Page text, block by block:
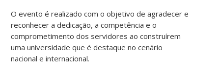
O evento é realizado com o objetivo de agradecer e
reconhecer a dedicação, a competência e o
comprometimento dos servidores ao construírem
uma universidade que é destaque no cenário
nacional e internacional.